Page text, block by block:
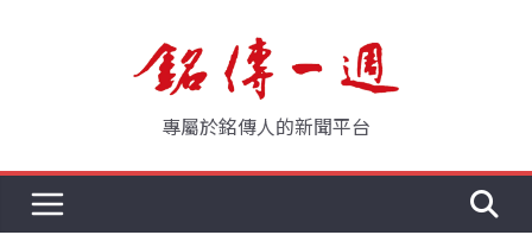
專屬於銘傳人的新聞平台